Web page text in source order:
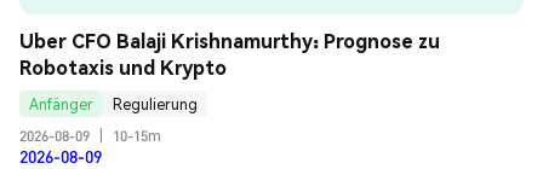
Uber CFO Balaji Krishnamurthy: Prognose zu
Robotaxis und Krypto
Anfänger
Regulierung
2026-08-09
10-15m
2026-08-09